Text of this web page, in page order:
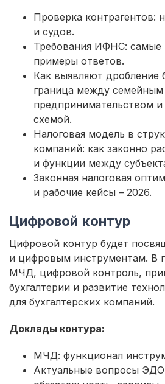
Проверка контрагентов:
и судов.
Требования ИФНС: самые
примеры ответов.
Как выявляют дробление
граница между семейным
предпринимательством и
схемой.
Налоговая модель в
компаний: как законно
и функции между
Законная налоговая
и рабочие кейсы – 2026.
Цифровой контур
Цифровой контур будет
и цифровым инструментам. В
МЧД, цифровой контроль,
бухгалтерии и развитие
для бухгалтерских компаний.
Доклады контура:
МЧД: функционал
Актуальные вопросы